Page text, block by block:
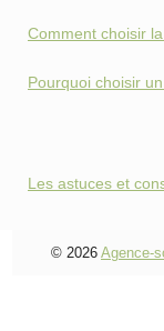
Comment choisir la
Pourquoi choisir un
Les astuces et
© 2026 Agence-